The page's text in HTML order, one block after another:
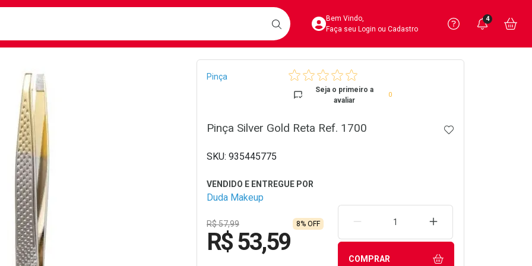
BUSCARAcesse sua Conta
Bem Vindo,
Faça seu Login ou Cadastro
Precisa
Ver Recursos
Você
4
Breadcrumb
Pinça
Seja o primeiro a
avaliar
0
Pinça Silver Gold Reta Ref. 1700 ADICIONAR AOS
935445775
Duda Makeup
R$ 57,99 8% OFF
R$ 53,59
REMOVER UMA UNIDADEAUMENTAR UMA
COMPRAR